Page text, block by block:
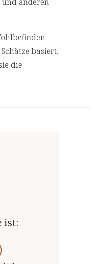
basiert.
die
ist: